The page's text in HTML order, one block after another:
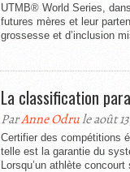
UTMB® World Series,
futures mères et leur
grossesse et d’inclusion
La classification
ParAnne Odrule août
Certifier des compétitions
telle est la garantie du
Lorsqu’un athlète